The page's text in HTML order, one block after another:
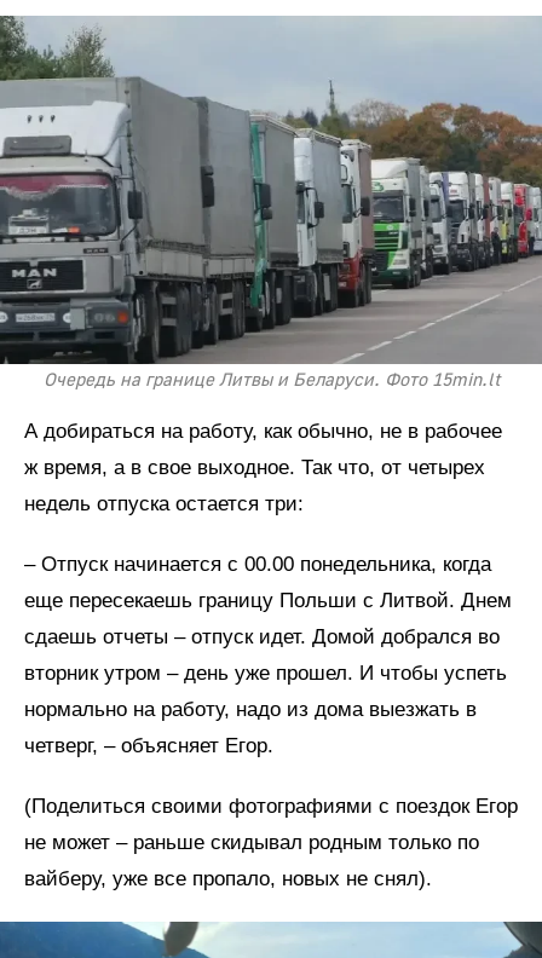
Очередь на границе Литвы и Беларуси. Фото 15min.lt
А добираться на работу, как обычно, не в рабочее
ж время, а в свое выходное. Так что, от четырех
недель отпуска остается три:
– Отпуск начинается с 00.00 понедельника, когда
еще пересекаешь границу Польши с Литвой. Днем
сдаешь отчеты – отпуск идет. Домой добрался во
вторник утром – день уже прошел. И чтобы успеть
нормально на работу, надо из дома выезжать в
четверг, – объясняет Егор.
(Поделиться своими фотографиями с поездок Егор
не может – раньше скидывал родным только по
вайберу, уже все пропало, новых не снял).